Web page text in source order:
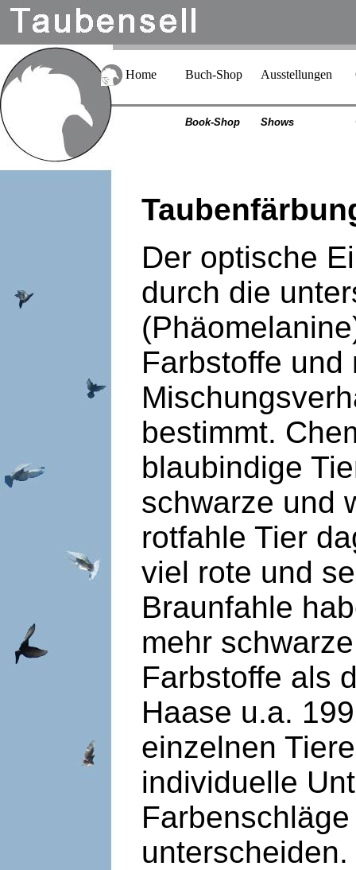
Home Buch-Shop Ausstellungen
Book-Shop Shows
Der optische
durch die
Farbstoffe
bestimmt.
blaubindige
schwarze und
rotfahle Tier
viel rote und
Braunfahle
mehr
Farbstoffe als
Haase u.a.
einzelnen
individuelle
unterscheiden.